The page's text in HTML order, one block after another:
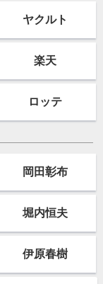
ヤクルト
楽天
ロッテ
岡田彰布
堀内恒夫
伊原春樹